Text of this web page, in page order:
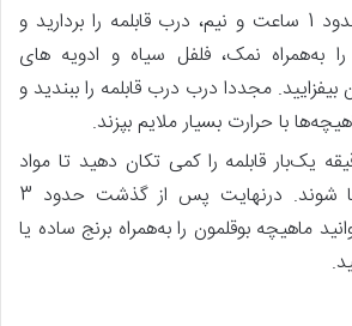
بعد از گذشت حدود 1 ساعت و نیم، درب قابلمه را بردارید و
به‌همراه نمک، فلفل سیاه و ادویه های
مجددا درب درب قابلمه را ببندید و
با حرارت بسیار ملایم بپزند.
هر 30 دقیقه یک‌بار قابلمه را کمی تکان دهید تا مواد
درون آن جابه‌جا شوند. درنهایت پس ‌از گذشت حدود 3
ماهیچه بوقلمون را به‌همراه برنج ساده یا